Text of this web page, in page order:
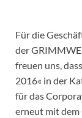
Für die
der
freuen uns,
2016« in der
für das
erneut mit dem